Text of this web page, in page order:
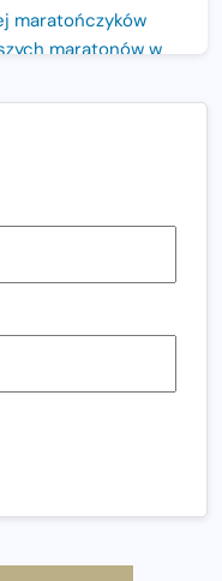
maratończyków
maratonów w
w historii.
dla Bohaterów!
warto włączyć do
z
wystarczą? Jak